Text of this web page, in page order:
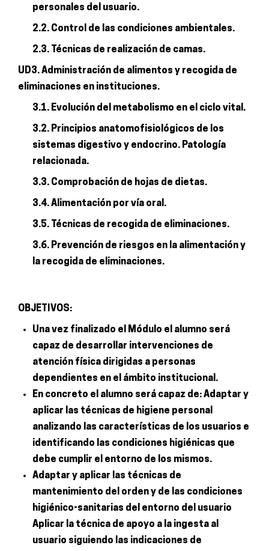
personales del usuario.
2.2. Control de las condiciones ambientales.
2.3. Técnicas de realización de camas.
UD3. Administración de alimentos y recogida de
eliminaciones en instituciones.
3.1. Evolución del metabolismo en el ciclo vital.
3.2. Principios anatomofisiológicos de los
sistemas digestivo y endocrino. Patología
relacionada.
3.3. Comprobación de hojas de dietas.
3.4. Alimentación por vía oral.
3.5. Técnicas de recogida de eliminaciones.
3.6. Prevención de riesgos en la alimentación y
la recogida de eliminaciones.
OBJETIVOS:
Una vez finalizado el Módulo el alumno será
capaz de desarrollar intervenciones de
atención física dirigidas a personas
dependientes en el ámbito institucional.
En concreto el alumno será capaz de: Adaptar y
aplicar las técnicas de higiene personal
analizando las características de los usuarios e
identificando las condiciones higiénicas que
debe cumplir el entorno de los mismos.
Adaptar y aplicar las técnicas de
mantenimiento del orden y de las condiciones
higiénico-sanitarias del entorno del usuario
Aplicar la técnica de apoyo a la ingesta al
usuario siguiendo las indicaciones de